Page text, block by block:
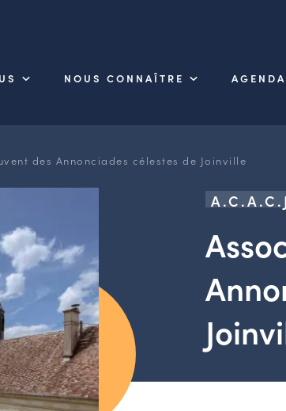
NOUS CONNAÎTRE AGENDA
des Annonciades célestes de Joinville